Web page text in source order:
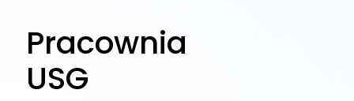
Pracownia
USG